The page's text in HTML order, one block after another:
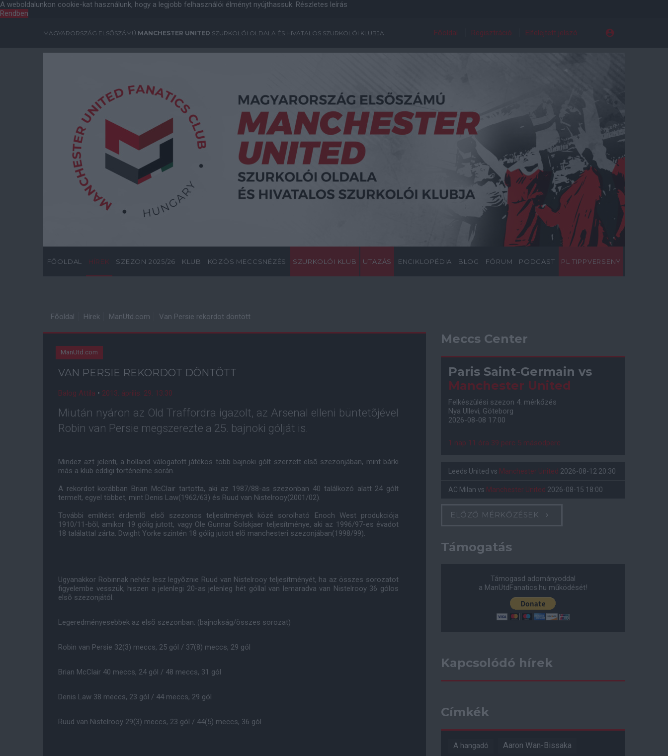
A weboldalunkon cookie-kat használunk, hogy a legjobb felhasználói élményt nyújthassuk. Részletes leírás
Rendben
MAGYARORSZÁG ELSŐSZÁMÚ MANCHESTER UNITED SZURKOLÓI OLDALA ÉS HIVATALOS SZURKOLÓI KLUBJA Főoldal Regisztráció Elfelejtett jelszó
FŐOLDAL HÍREK SZEZON 2025/26 KLUB KÖZÖS MECCSNÉZÉS SZURKOLÓI KLUB UTAZÁS ENCIKLOPÉDIA BLOG FÓRUM PODCAST PL TIPPVERSENY
Főoldal Hírek ManUtd.com Van Persie rekordot döntött
ManUtd.com
VAN PERSIE REKORDOT DÖNTÖTT
Balog Attila • 2013. április. 29. 13:30
Miután nyáron az Old Traffordra igazolt, az Arsenal elleni büntetõjével
Robin van Persie megszerezte a 25. bajnoki gólját is.
Mindez azt jelenti, a holland válogatott játékos több bajnoki gólt szerzett elsõ szezonjában, mint bárki
más a klub eddigi történelme során.
A rekordot korábban Brian McClair tartotta, aki az 1987/88-as szezonban 40 találkozó alatt 24 gólt
termelt, egyel többet, mint Denis Law(1962/63) és Ruud van Nistelrooy(2001/02).
További említést érdemlõ elsõ szezonos teljesítmények közé sorolható Enoch West produkciója
1910/11-bõl, amikor 19 gólig jutott, vagy Ole Gunnar Solskjaer teljesítménye, aki az 1996/97-es évadot
18 találattal zárta. Dwight Yorke szintén 18 gólig jutott elõ manchesteri szezonjában(1998/99).
Ugyanakkor Robinnak nehéz lesz legyõznie Ruud van Nistelrooy teljesítményét, ha az összes sorozatot
figyelembe vesszük, hiszen a jelenlegi 20-as jelenleg hét góllal van lemaradva van Nistelrooy 36 gólos
elsõ szezonjától.
Legeredményesebbek az elsõ szezonban: (bajnokság/összes sorozat)
Robin van Persie 32(3) meccs, 25 gól / 37(8) meccs, 29 gól
Brian McClair 40 meccs, 24 gól / 48 meccs, 31 gól
Denis Law 38 meccs, 23 gól / 44 meccs, 29 gól
Ruud van Nistelrooy 29(3) meccs, 23 gól / 44(5) meccs, 36 gól
Meccs Center
Paris Saint-Germain vs
Manchester United
Felkészülési szezon 4. mérkőzés
Nya Ullevi, Göteborg
2026-08-08 17:00
1 nap 11 óra 39 perc 4 másodperc
Leeds United vs Manchester United 2026-08-12 20:30
AC Milan vs Manchester United 2026-08-15 18:00
ELŐZŐ MÉRKŐZÉSEK
Támogatás
Támogasd adományoddal
a ManUtdFanatics.hu működését!
Kapcsolódó hírek
Címkék
A hangadó Aaron Wan-Bissaka